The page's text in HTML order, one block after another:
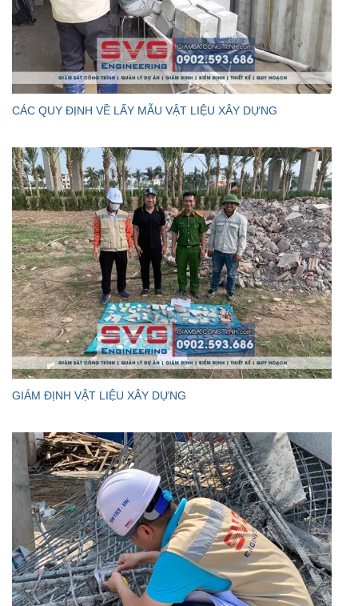
CÁC QUY ĐỊNH VỀ LẤY MẪU VẬT LIỆU XÂY DỰNG
GIÁM ĐỊNH VẬT LIỆU XÂY DỰNG